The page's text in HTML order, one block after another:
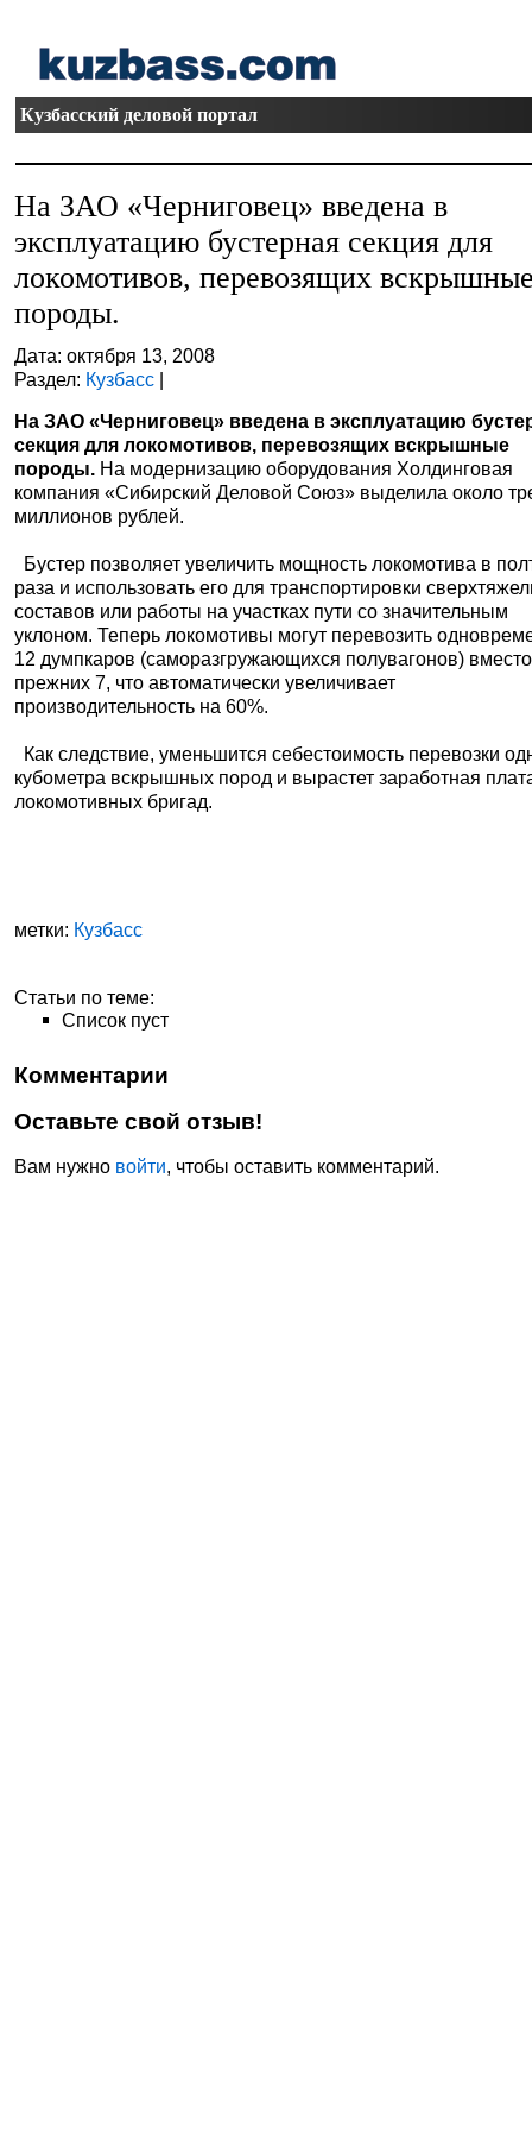
Кузбасский деловой портал
На ЗАО «Черниговец» введена в
эксплуатацию бустерная секция для
локомотивов, перевозящих
породы.
Дата: октября 13, 2008
Раздел: Кузбасс |
На ЗАО «Черниговец» введена в эксплуатацию
секция для локомотивов, перевозящих вскрышные
породы. На модернизацию оборудования Холдинговая
компания «Сибирский Деловой Союз» выделила около
миллионов рублей.
Бустер позволяет увеличить мощность локомотива в
раза и использовать его для транспортировки
составов или работы на участках пути со значительным
уклоном. Теперь локомотивы могут перевозить
12 думпкаров (саморазгружающихся полувагонов) вместо
прежних 7, что автоматически увеличивает
производительность на 60%.
Как следствие, уменьшится себестоимость перевозки
кубометра вскрышных пород и вырастет заработная
локомотивных бригад.
метки: Кузбасс
Статьи по теме:
Список пуст
Комментарии
Оставьте свой отзыв!
Вам нужно войти, чтобы оставить комментарий.